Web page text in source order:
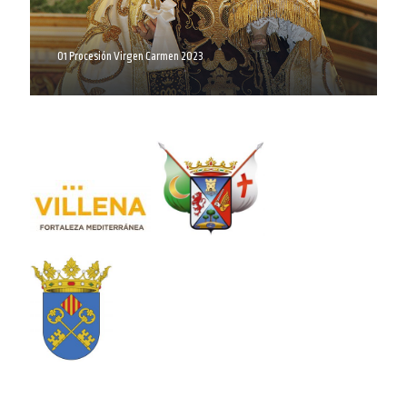
01 Procesión Virgen Carmen 2023